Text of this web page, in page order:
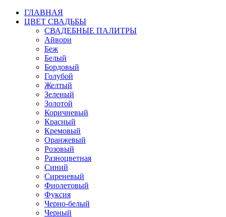
ГЛАВНАЯ
ЦВЕТ СВАДЬБЫ
СВАДЕБНЫЕ ПАЛИТРЫ
Айвори
Беж
Белый
Бордовый
Голубой
Желтый
Зеленый
Золотой
Коричневый
Красный
Кремовый
Оранжевый
Розовый
Разноцветная
Синий
Сиреневый
Фиолетовый
Фуксия
Черно-белый
Черный